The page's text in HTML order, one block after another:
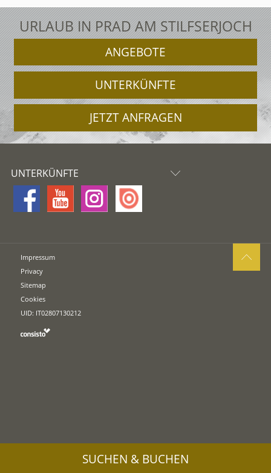
URLAUB IN PRAD AM STILFSERJOCH
ANGEBOTE
UNTERKÜNFTE
JETZT ANFRAGEN
UNTERKÜNFTE
Impressum
Privacy
Sitemap
Cookies
UID: IT02807130212
SUCHEN & BUCHEN